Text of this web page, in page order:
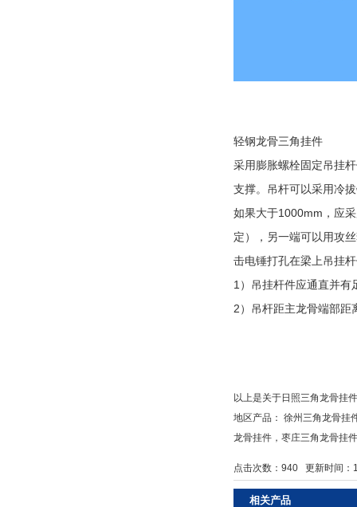
轻钢龙骨三角挂件
采用膨胀螺栓固定吊挂
支撑。吊杆可以采用冷
如果大于1000mm，应
定），另一端可以用攻
击电锤打孔在梁上吊挂
1）吊挂杆件应通直并有
2）吊杆距主龙骨端部距
以上是关于日照三角龙骨挂
地区产品：徐州三角龙骨挂
龙骨挂件 ，枣庄三角龙骨挂
点击次数：940 更新时间
相关产品